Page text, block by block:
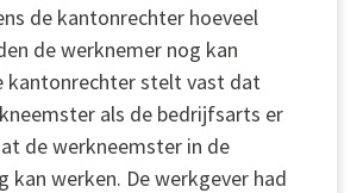
de kantonrechter hoeveel
de werknemer nog kan
kantonrechter stelt vast dat
als de bedrijfsarts er
de werkneemster in de
kan werken. De werkgever had